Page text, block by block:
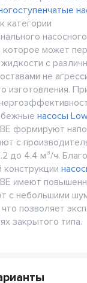
категории
насосного
которое может
с
не
изготовления.
насосы
формируют
с
до 4.4 м³/ч.
конструкции
имеют
с небольшими
позволяет
закрытого типа.